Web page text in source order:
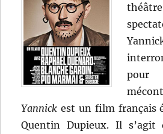
pour
Yannick est un film français
Quentin Dupieux. Il s’agit